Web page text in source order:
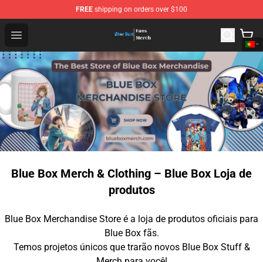
FREE shipping on orders over $100
Open menu
Blue Box Store - Official Blue Box Merchandise Shop
Blue Box Merch & Clothing – Blue Box Loja de
produtos
Blue Box Merchandise Store é a loja de produtos oficiais para
Blue Box fãs.
Temos projetos únicos que trarão novos Blue Box Stuff &